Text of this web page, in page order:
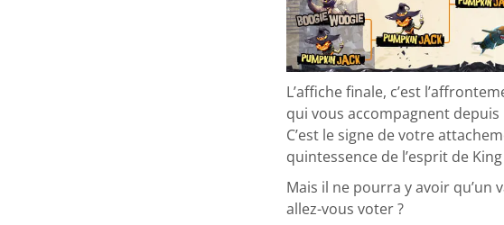
L’affiche finale, c’est
qui vous accompagnent depuis
C’est le signe de votre
quintessence de l’esprit de
Mais il ne pourra y avoir qu’un
allez-vous voter ?